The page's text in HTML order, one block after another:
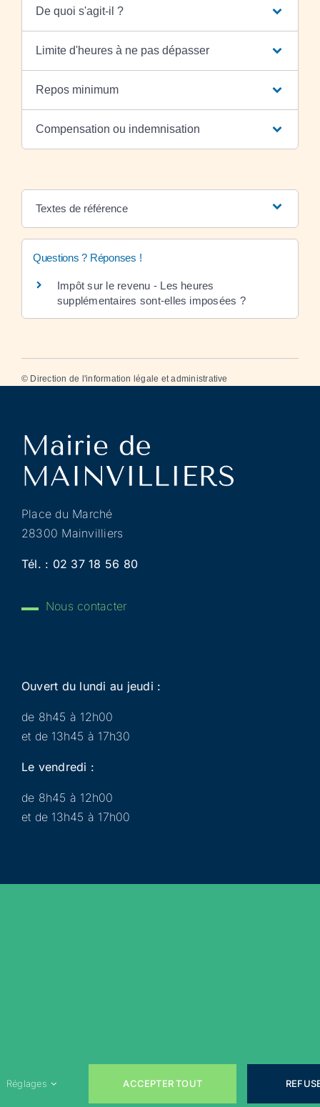
De quoi s'agit-il ?
Limite d'heures à ne pas dépasser
Repos minimum
Compensation ou indemnisation
Textes de référence
Questions ? Réponses !
Impôt sur le revenu - Les heures
supplémentaires sont-elles imposées ?
© Direction de l'information légale et administrative
Place du Marché
28300 Mainvilliers
Tél. : 02 37 18 56 80
Nous contacter
Ouvert du lundi au jeudi :
de 8h45 à 12h00
et de 13h45 à 17h30
Le vendredi :
de 8h45 à 12h00
et de 13h45 à 17h00
Réglages ACCEPTER TOUT